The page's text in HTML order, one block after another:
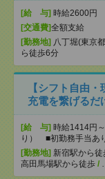
[給 与] 時給2600円
[交通費]全額支給
[勤務地] 八丁堀(東京
ら徒歩6分
【シフト自由
充電を繋げるだ
[給 与] 時給1414円
り） ■初勤務手当
[勤務地] 新宿駅から徒
高田馬場駅から徒歩 /